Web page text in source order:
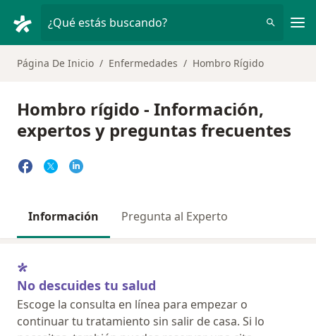
¿Qué estás buscando?
Página De Inicio Enfermedades Hombro Rígido
Hombro rígido - Información,
expertos y preguntas frecuentes
Información Pregunta al Experto
No descuides tu salud
Escoge la consulta en línea para empezar o
continuar tu tratamiento sin salir de casa. Si lo